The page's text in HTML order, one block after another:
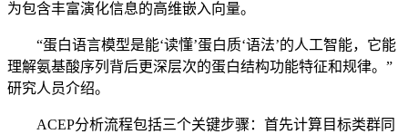
为包含丰富演化信息的高维嵌入向量。
“蛋白语言模型是能‘读懂’蛋白质‘语法’的人工智能，它能
理解氨基酸序列背后更深层次的蛋白结构功能特征和规律。”
研究人员介绍。
ACEP分析流程包括三个关键步骤：首先计算目标类群同